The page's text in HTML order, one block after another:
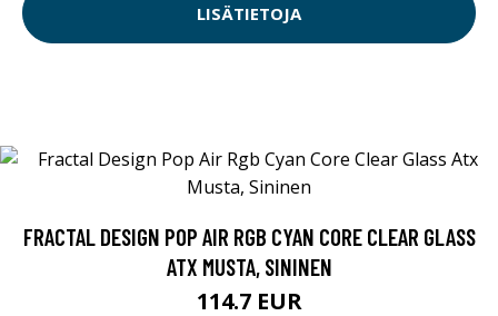
LISÄTIETOJA
FRACTAL DESIGN POP AIR RGB CYAN CORE CLEAR GLASS
ATX MUSTA, SININEN
114.7 EUR